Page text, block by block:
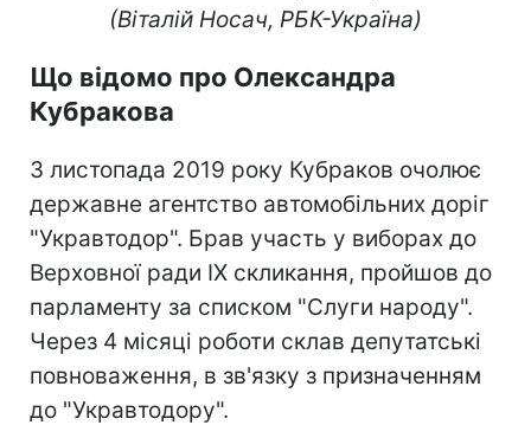
(Віталій Носач, РБК-Україна)
Що відомо про Олександра
Кубракова
З листопада 2019 року Кубраков очолює
державне агентство автомобільних доріг
"Укравтодор". Брав участь у виборах до
Верховної ради IX скликання, пройшов до
парламенту за списком "Слуги народу".
Через 4 місяці роботи склав депутатські
повноваження, в зв'язку з призначенням
до "Укравтодору".